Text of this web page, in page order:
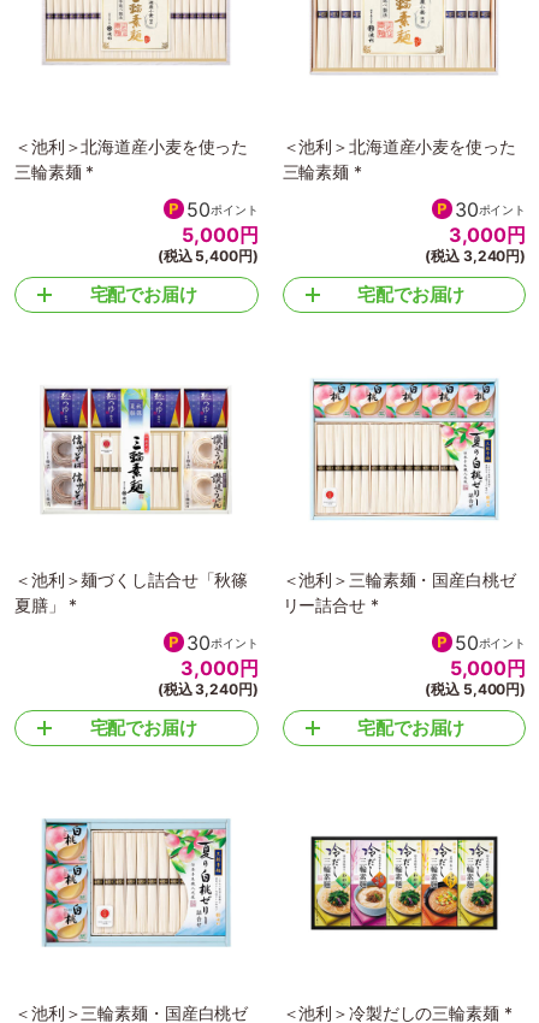
＜池利＞北海道産小麦を使った
三輪素麺 *
50ポイント
5,000円
(税込 5,400円)
宅配でお届け
＜池利＞北海道産小麦を使った
三輪素麺 *
30ポイント
3,000円
(税込 3,240円)
宅配でお届け
＜池利＞麺づくし詰合せ「秋篠
夏膳」 *
30ポイント
3,000円
(税込 3,240円)
宅配でお届け
＜池利＞三輪素麺・国産白桃ゼ
リー詰合せ *
50ポイント
5,000円
(税込 5,400円)
宅配でお届け
＜池利＞三輪素麺・国産白桃ゼ
＜池利＞冷製だしの三輪素麺 *